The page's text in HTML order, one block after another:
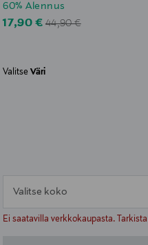
60% Alennus
Discounted Price
17,90 € Original Price
44,90 €
ValitseVäri
Valitse koko
Ei saatavilla verkkokaupasta.
null